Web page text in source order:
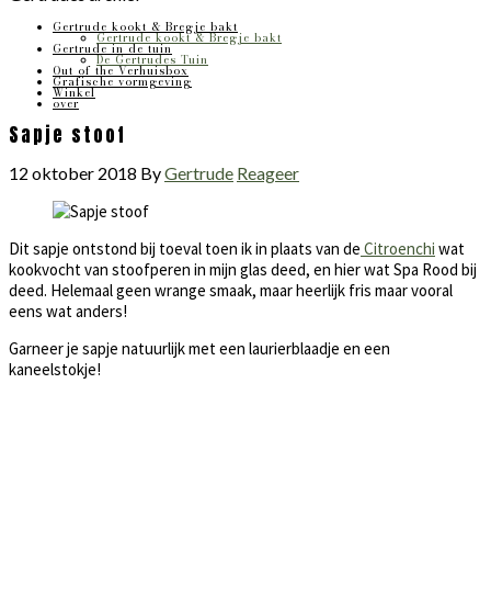
Gertrude kookt & Bregje bakt
Gertrude kookt & Bregje bakt
Gertrude in de tuin
De Gertrudes Tuin
Out of the Verhuisbox
Grafische vormgeving
Winkel
over
Sapje stoof
12 oktober 2018 ByGertrude Reageer
Dit sapje ontstond bij toeval toen ik in plaats van de Citroenchi wat
kookvocht van stoofperen in mijn glas deed, en hier wat Spa Rood bij
deed. Helemaal geen wrange smaak, maar heerlijk fris maar vooral
eens wat anders!
Garneer je sapje natuurlijk met een laurierblaadje en een
kaneelstokje!